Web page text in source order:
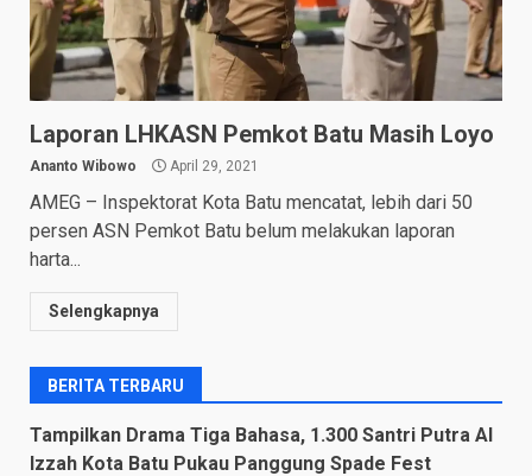
Laporan LHKASN Pemkot Batu Masih Loyo
Ananto Wibowo April 29, 2021
AMEG – Inspektorat Kota Batu mencatat, lebih dari 50
persen ASN Pemkot Batu belum melakukan laporan
harta...
Selengkapnya
BERITA TERBARU
Tampilkan Drama Tiga Bahasa, 1.300 Santri Putra Al
Izzah Kota Batu Pukau Panggung Spade Fest